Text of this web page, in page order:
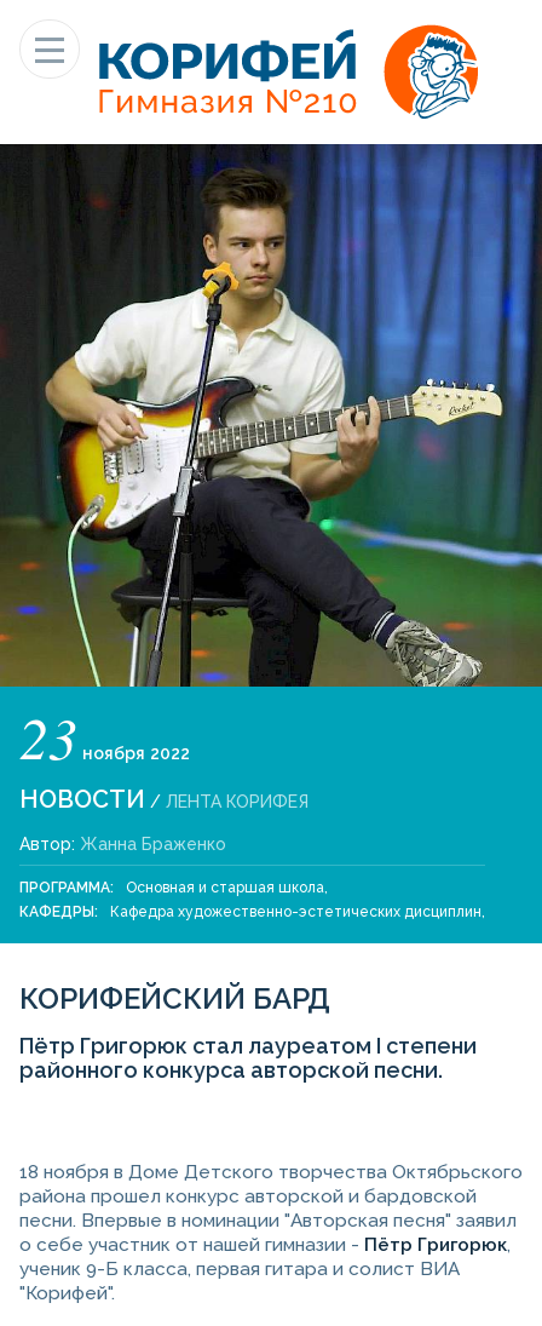
23 ноября 2022
НОВОСТИ / ЛЕНТА КОРИФЕЯ
Автор: Жанна Браженко
ПРОГРАММА: Основная и старшая школа,
КАФЕДРЫ:
Кафедра художественно-эстетических дисциплин,
КОРИФЕЙСКИЙ БАРД
Пётр Григорюк стал лауреатом I степени
районного конкурса авторской песни.
18 ноября в Доме Детского творчества Октябрьского
района прошел конкурс авторской и бардовской
песни. Впервые в номинации "Авторская песня" заявил
о себе участник от нашей гимназии - Пётр Григорюк,
ученик 9-Б класса, первая гитара и солист ВИА
"Корифей".